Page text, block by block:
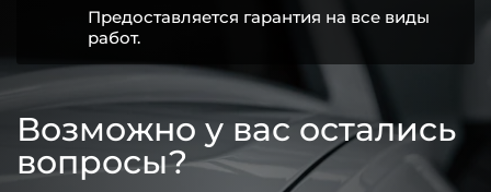
Предоставляется гарантия на все виды
работ.
Возможно у вас остались
вопросы?